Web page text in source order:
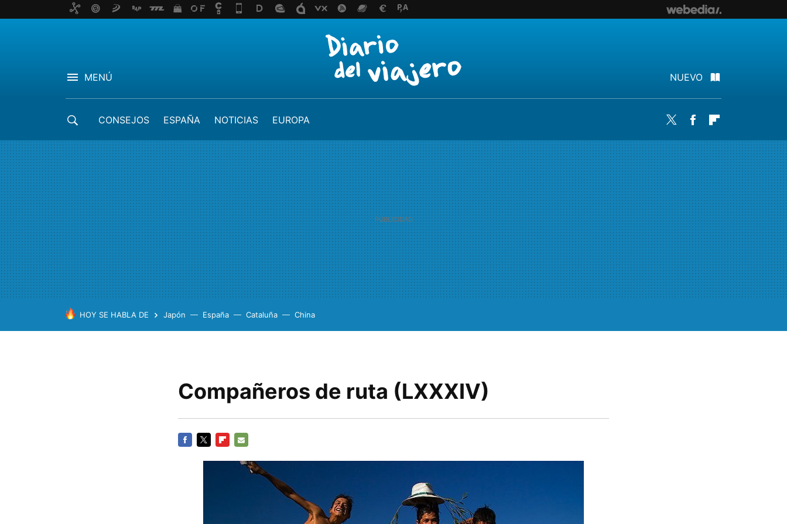
MENÚ NUEVO
CONSEJOS ESPAÑA NOTICIAS EUROPA Twitter Facebook
HOY SE HABLA DE Japón España Cataluña China
Compañeros de ruta (LXXXIV)
MAIL